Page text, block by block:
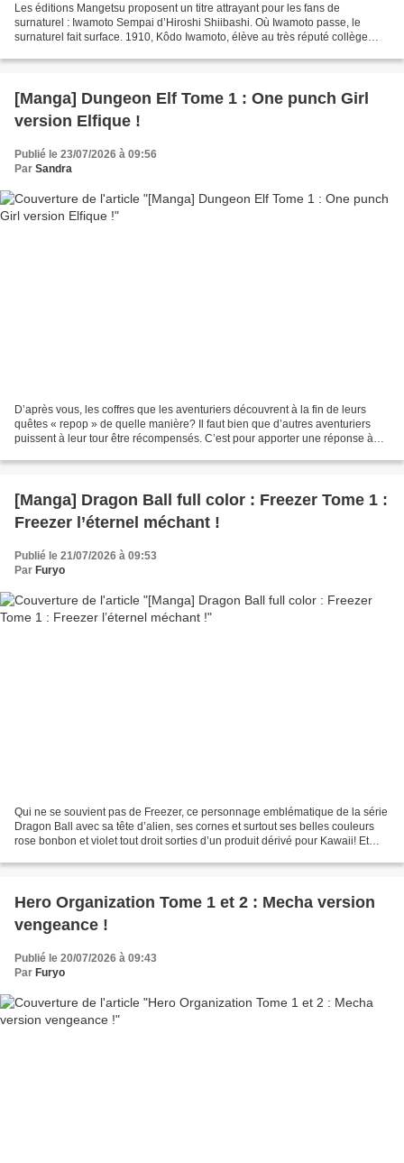
Les éditions Mangetsu proposent un titre attrayant pour les fans de
surnaturel : Iwamoto Sempai d’Hiroshi Shiibashi. Où Iwamoto passe, le
surnaturel fait surface. 1910, Kôdo Iwamoto, élève au très réputé collège
[Manga] Dungeon Elf Tome 1 : One punch Girl
version Elfique !
Publié le 23/07/2026 à 09:56
Par Sandra
D’après vous, les coffres que les aventuriers découvrent à la fin de leurs
quêtes « repop » de quelle manière? Il faut bien que d’autres aventuriers
puissent à leur tour être récompensés. C’est pour apporter une réponse à
[Manga] Dragon Ball full color : Freezer Tome 1 :
Freezer l’éternel méchant !
Publié le 21/07/2026 à 09:53
Par Furyo
Qui ne se souvient pas de Freezer, ce personnage emblématique de la série
Dragon Ball avec sa tête d’alien, ses cornes et surtout ses belles couleurs
rose bonbon et violet tout droit sorties d’un produit dérivé pour Kawaii! Et
Hero Organization Tome 1 et 2 : Mecha version
vengeance !
Publié le 20/07/2026 à 09:43
Par Furyo